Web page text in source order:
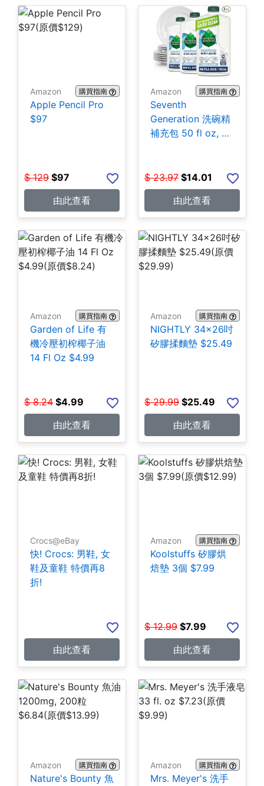
Amazon 購買指南
Apple Pencil Pro
$97
$ 129 $97
由此查看
Amazon 購買指南
Seventh
Generation 洗碗精
補充包 50 fl oz, 3
$ 23.97 $14.01
由此查看
Amazon 購買指南
Garden of Life 有
機冷壓初榨椰子油
14 Fl Oz $4.99
$ 8.24 $4.99
由此查看
Amazon 購買指南
NIGHTLY 34x26吋
矽膠揉麵墊 $25.49
$ 29.99 $25.49
由此查看
Crocs@eBay
快! Crocs: 男鞋, 女
鞋及童鞋 特價再8
折!
由此查看
Amazon 購買指南
Koolstuffs 矽膠烘
焙墊 3個 $7.99
$ 12.99 $7.99
由此查看
Amazon 購買指南
Nature's Bounty 魚
Amazon 購買指南
Mrs. Meyer's 洗手